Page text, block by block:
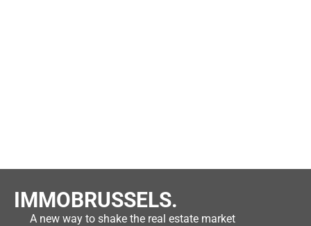
IMMOBRUSSELS.
A new way to shake the real estate market